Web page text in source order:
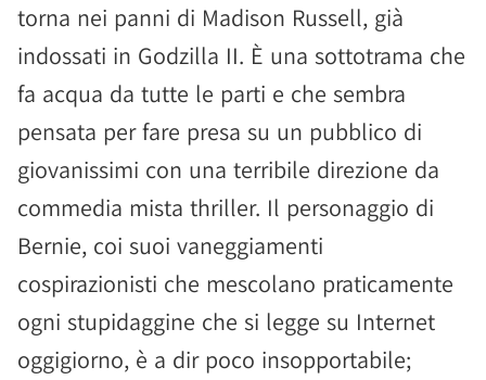
torna nei panni di Madison Russell, già
indossati in Godzilla II. È una sottotrama che
fa acqua da tutte le parti e che sembra
pensata per fare presa su un pubblico di
giovanissimi con una terribile direzione da
commedia mista thriller. Il personaggio di
Bernie, coi suoi vaneggiamenti
cospirazionisti che mescolano praticamente
ogni stupidaggine che si legge su Internet
oggigiorno, è a dir poco insopportabile;